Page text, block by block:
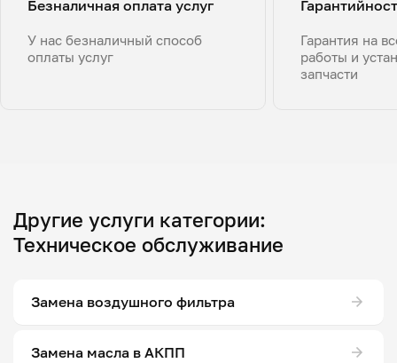
Безналичная оплата услуг
У нас безналичный способ
оплаты услуг
Гарантия на
работы и
запчасти
Другие услуги категории:
Техническое обслуживание
Замена воздушного фильтра
Замена масла в АКПП